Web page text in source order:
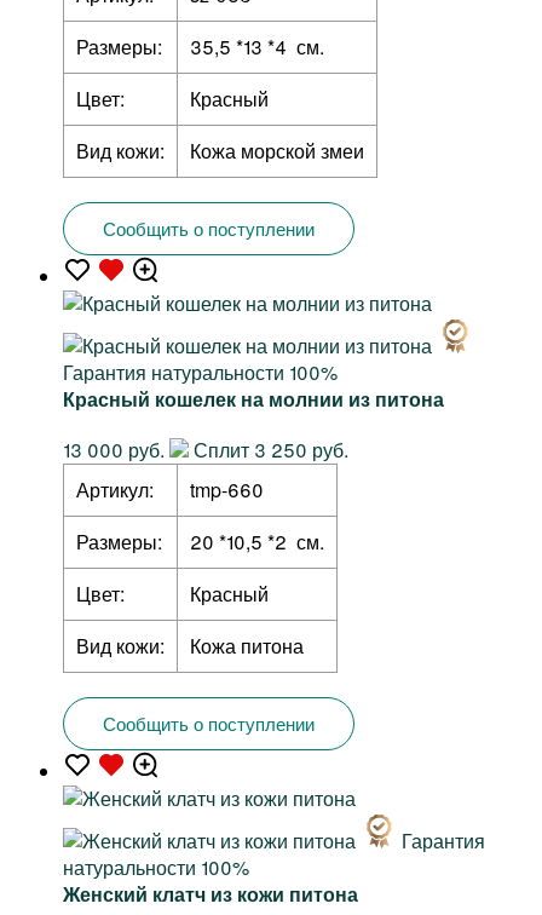
Размеры:
35,5 *13 *4 см.
Цвет:
Красный
Вид кожи:
Кожа морской змеи
Сообщить о поступлении
Гарантия натуральности 100%
Красный кошелек на молнии из питона
13 000 руб.
Сплит 3 250 руб.
Артикул:
tmp-660
Размеры:
20 *10,5 *2 см.
Цвет:
Красный
Вид кожи:
Кожа питона
Сообщить о поступлении
Гарантия
натуральности 100%
Женский клатч из кожи питона